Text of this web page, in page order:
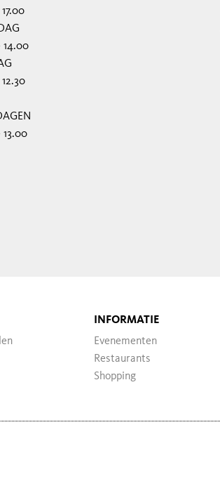
14.00
INFORMATIE
Evenementen
Restaurants
Shopping